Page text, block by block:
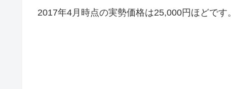
2017年4月時点の実勢価格は25,000円ほどです。